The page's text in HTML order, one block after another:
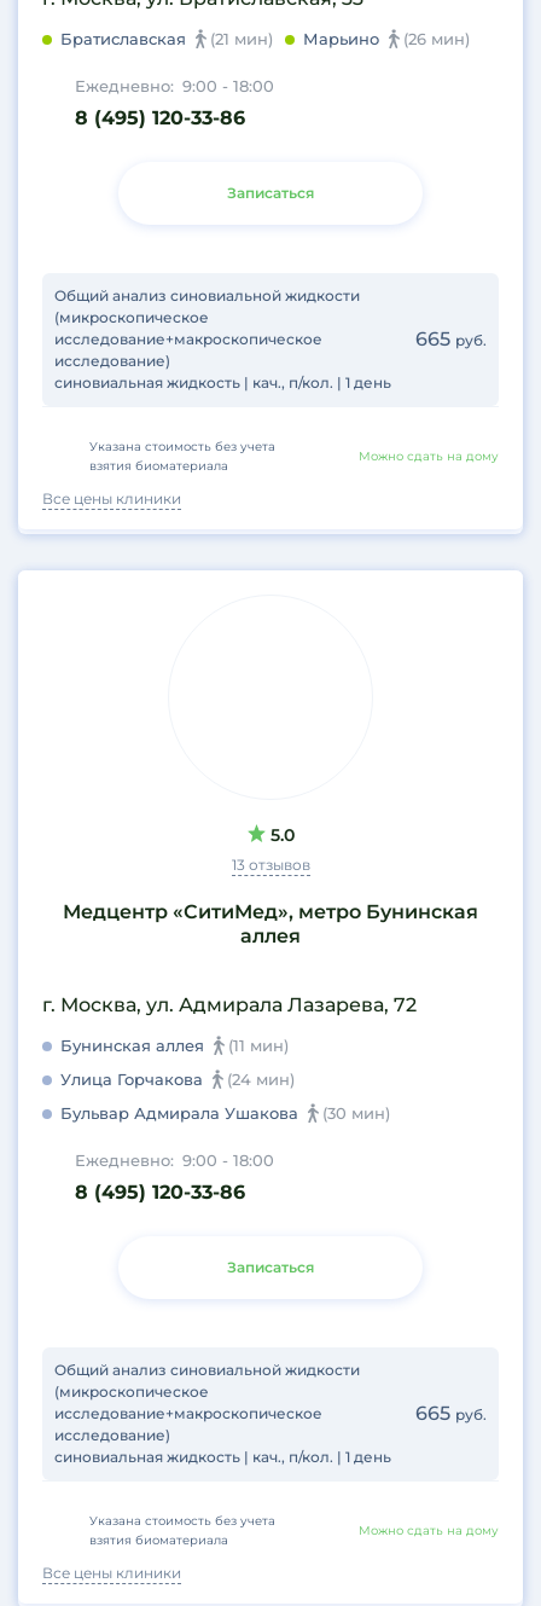
Братиславская (21 мин) Марьино (26 мин)
Ежедневно: 9:00 - 18:00
8 (495) 120-33-86
Записаться
Общий анализ синовиальной жидкости
(микроскопическое
исследование+макроскопическое
исследование)
синовиальная жидкость | кач., п/кол. | 1 день
665 руб.
Все цены клиники
Указана стоимость без учета
взятия биоматериала
Можно сдать на дому
5.0
13 отзывов
Медцентр «СитиМед», метро Бунинская
аллея
г. Москва, ул. Адмирала Лазарева, 72
Бунинская аллея
(11 мин)
Улица Горчакова
(24 мин)
Бульвар Адмирала Ушакова
(30 мин)
Ежедневно: 9:00 - 18:00
8 (495) 120-33-86
Записаться
Общий анализ синовиальной жидкости
(микроскопическое
исследование+макроскопическое
исследование)
синовиальная жидкость | кач., п/кол. | 1 день
665 руб.
Все цены клиники
Указана стоимость без учета
взятия биоматериала
Можно сдать на дому